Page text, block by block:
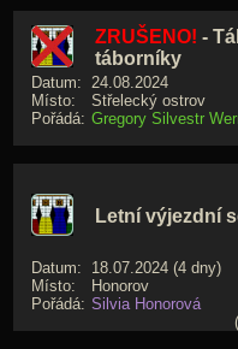
ZRUŠENO! -
táborníky
Datum: 24.08.2024
Místo:
Střelecký ostrov
Pořádá: Gregory Silvestr
Letní výjezdní
Datum:
18.07.2024 (4 dny)
Místo:
Honorov
Pořádá: Silvia Honorová